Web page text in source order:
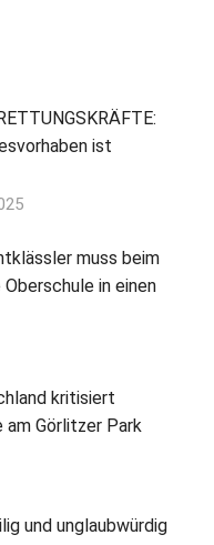
ist
muss beim
in einen
kritisiert
Görlitzer Park
und unglaubwürdig